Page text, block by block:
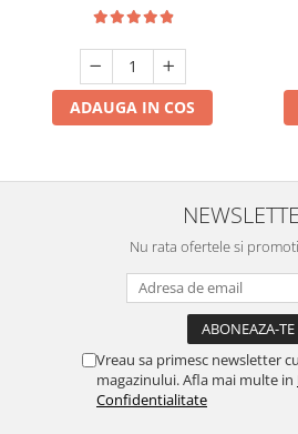
ADAUGA IN COS
Nu rata ofertele si
Vreau sa primesc newsletter
magazinului. Afla mai multe in
Confidentialitate